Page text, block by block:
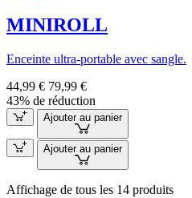
MINIROLL
Enceinte ultra-portable avec sangle.
44,99 € 79,99 €
43% de réduction
Ajouter au panier
Ajouter au panier
Affichage de tous les 14 produits